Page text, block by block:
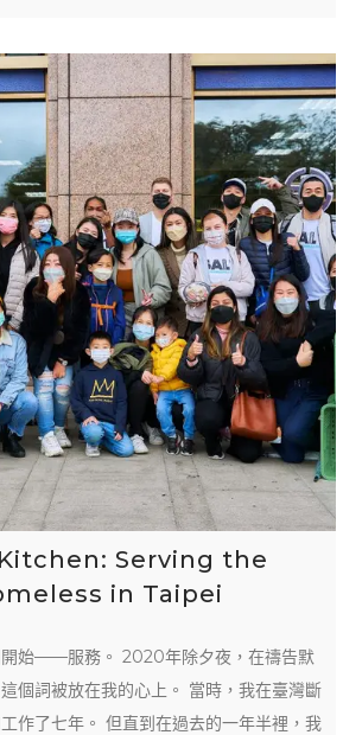
Serving the
in Taipei
開始——服務。 2020年除夕夜，在禱告默
個詞被放在我的心上。 當時，我在臺灣斷
作了七年。 但直到在過去的一年半裡，我